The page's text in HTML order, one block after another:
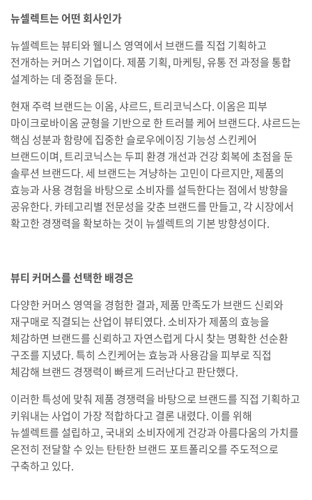
뉴셀렉트는 어떤 회사인가
뉴셀렉트는 뷰티와 웰니스 영역에서 브랜드를 직접 기획하고
전개하는 커머스 기업이다. 제품 기획, 마케팅, 유통 전 과정을 통합
설계하는 데 중점을 둔다.
현재 주력 브랜드는 이옴, 샤르드, 트리코닉스다. 이옴은 피부
마이크로바이옴 균형을 기반으로 한 트러블 케어 브랜드다. 샤르드는
핵심 성분과 함량에 집중한 슬로우에이징 기능성 스킨케어
브랜드이며, 트리코닉스는 두피 환경 개선과 건강 회복에 초점을 둔
솔루션 브랜드다. 세 브랜드는 겨냥하는 고민이 다르지만, 제품의
효능과 사용 경험을 바탕으로 소비자를 설득한다는 점에서 방향을
공유한다. 카테고리별 전문성을 갖춘 브랜드를 만들고, 각 시장에서
확고한 경쟁력을 확보하는 것이 뉴셀렉트의 기본 방향성이다.
뷰티 커머스를 선택한 배경은
다양한 커머스 영역을 경험한 결과, 제품 만족도가 브랜드 신뢰와
재구매로 직결되는 산업이 뷰티였다. 소비자가 제품의 효능을
체감하면 브랜드를 신뢰하고 자연스럽게 다시 찾는 명확한 선순환
구조를 지녔다. 특히 스킨케어는 효능과 사용감을 피부로 직접
체감해 브랜드 경쟁력이 빠르게 드러난다고 판단했다.
이러한 특성에 맞춰 제품 경쟁력을 바탕으로 브랜드를 직접 기획하고
키워내는 사업이 가장 적합하다고 결론 내렸다. 이를 위해
뉴셀렉트를 설립하고, 국내외 소비자에게 건강과 아름다움의 가치를
온전히 전달할 수 있는 탄탄한 브랜드 포트폴리오를 주도적으로
구축하고 있다.